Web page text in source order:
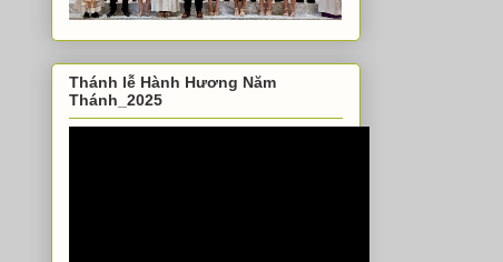
Thánh lễ Hành Hương Năm
Thánh_2025